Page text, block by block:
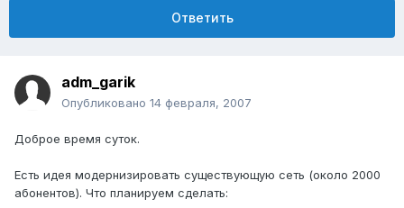
Ответить
adm_garik
Опубликовано 14 февраля, 2007
Доброе время суток.
Есть идея модернизировать существующую сеть (около 2000
абонентов). Что планируем сделать: